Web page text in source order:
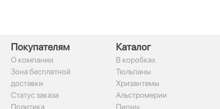
Покупателям
О компании
Зона бесплатной
доставки
Статус заказа
Политика
Каталог
В коробках
Тюльпаны
Хризантемы
Альстромерии
Пионы